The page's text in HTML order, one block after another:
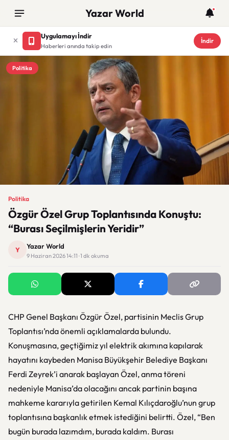
Yazar World
Uygulamayı İndir
Haberleri anında takip edin
İndir
Politika
Politika
Özgür Özel Grup Toplantısında Konuştu:
“Burası Seçilmişlerin Yeridir”
Y Yazar World
9 Haziran 2026 14:11 · 1 dk okuma
CHP Genel Başkanı Özgür Özel, partisinin Meclis Grup
Toplantısı’nda önemli açıklamalarda bulundu.
Konuşmasına, geçtiğimiz yıl elektrik akımına kapılarak
hayatını kaybeden Manisa Büyükşehir Belediye Başkanı
Ferdi Zeyrek’i anarak başlayan Özel, anma töreni
nedeniyle Manisa’da olacağını ancak partinin başına
mahkeme kararıyla getirilen Kemal Kılıçdaroğlu’nun grup
toplantısına başkanlık etmek istediğini belirtti. Özel, “Ben
bugün burada lazımdım, burada kaldım. Burası